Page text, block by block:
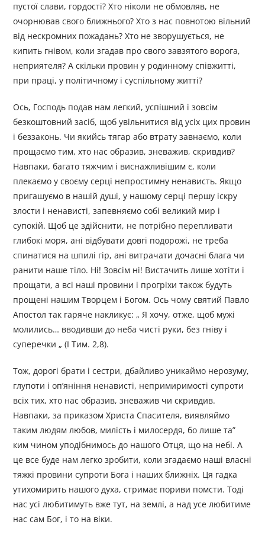
пустої слави, гордості? Хто ніколи не обмовляв, не
очорнював свого ближнього? Хто з нас повнотою вільний
від нескромних пожадань? Хто не зворушується, не
кипить гнівом, коли згадав про свого завзятого ворога,
неприятеля? А скільки провин у родинному співжитті,
при праці, у політичному і суспільному житті?
Ось, Господь подав нам легкий, успішний і зовсім
безкоштовний засіб, щоб увільнитися від усіх цих провин
і беззаконь. Чи якийсь тягар або втрату завнаємо, коли
прощаємо тим, хто нас образив, зневажив, скривдив?
Навпаки, багато тяжчим і виснажливішим є, коли
плекаємо у своєму серці непростимну ненависть. Якщо
пригашуємо в нашій душі, у нашому серці першу іскру
злости і ненависті, запевняємо собі великий мир і
супокій. Щоб це здійснити, не потрібно перепливати
глибокі моря, ані відбувати довгі подорожі, не треба
спинатися на шпилі гір, ані витрачати дочасні блага чи
ранити наше тіло. Ні! Зовсім ні! Вистачить лише хотіти і
прощати, а всі наші провини і прогріхи також будуть
прощені нашим Творцем і Богом. Ось чому святий Павло
Апостол так гаряче накликує: „ Я хочу, отже, щоб мужі
молились… вводивши до неба чисті руки, без гніву і
суперечки „ (І Тим. 2,8).
Тож, дорогі брати і сестри, дбайливо уникаймо нерозуму,
глупоти і оп’яніння ненависті, непримиримості супроти
всіх тих, хто нас образив, зневажив чи скривдив.
Навпаки, за приказом Христа Спасителя, виявляймо
таким людям любов, милість і милосердя, бо лише та”
ким чином уподібнимось до нашого Отця, що на небі. А
це все буде нам легко зробити, коли згадаємо наші власні
тяжкі провини супроти Бога і наших ближніх. Ця гадка
утихомирить нашого духа, стримає пориви помсти. Тоді
нас усі любитимуть вже тут, на землі, а над усе любитиме
нас сам Бог, і то на віки.